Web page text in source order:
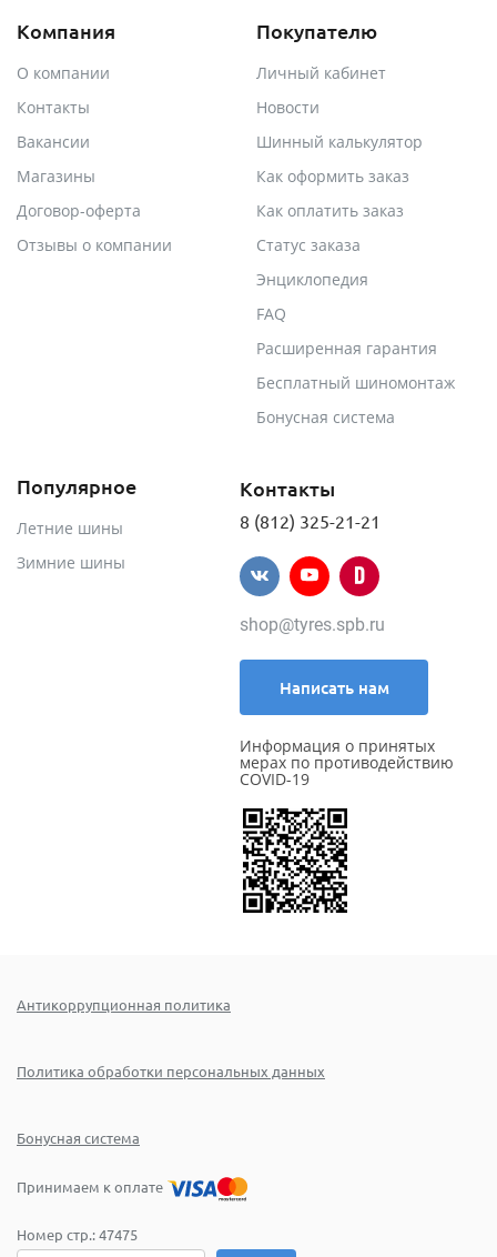
Компания
О компании
Контакты
Вакансии
Магазины
Договор-оферта
Отзывы о компании
Покупателю
Личный кабинет
Новости
Шинный калькулятор
Как оформить заказ
Как оплатить заказ
Статус заказа
Энциклопедия
FAQ
Расширенная гарантия
Бесплатный шиномонтаж
Бонусная система
Популярное
Летние шины
Зимние шины
Контакты
8 (812) 325-21-21
shop@tyres.spb.ru
Написать нам
Информация о принятых
мерах по противодействию
COVID-19
Антикоррупционная политика
Политика обработки персональных данных
Бонусная система
Принимаем к оплате
Номер стр.:47475